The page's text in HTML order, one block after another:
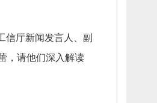
信厅新闻发言人、 副
， 请他们深入解读